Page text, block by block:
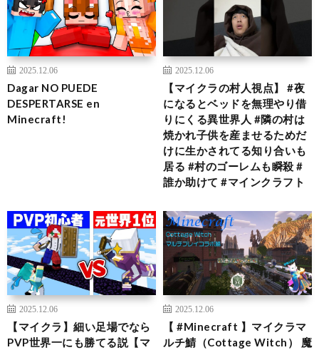
2025.12.06
Dagar NO PUEDE
DESPERTARSE en
Minecraft!
2025.12.06
【マイクラの村人視点】 #夜
になるとベッドを無理やり借
りにくる異世界人 #隣の村は
焼かれ子供を産ませるためだ
けに生かされてる知り合いも
居る #村のゴーレムも瞬殺 #
誰か助けて #マインクラフト
2025.12.06
【マイクラ】細い足場でなら
PVP世界一にも勝てる説【マ
2025.12.06
【 #Minecraft 】マイクラマ
ルチ鯖（Cottage Witch） 魔